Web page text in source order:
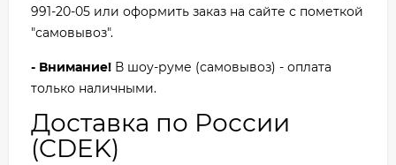
991-20-05 или оформить заказ на сайте с пометкой
"самовывоз".
- Внимание! В шоу-руме (самовывоз) - оплата
только наличными.
Доставка по России
(CDEK)